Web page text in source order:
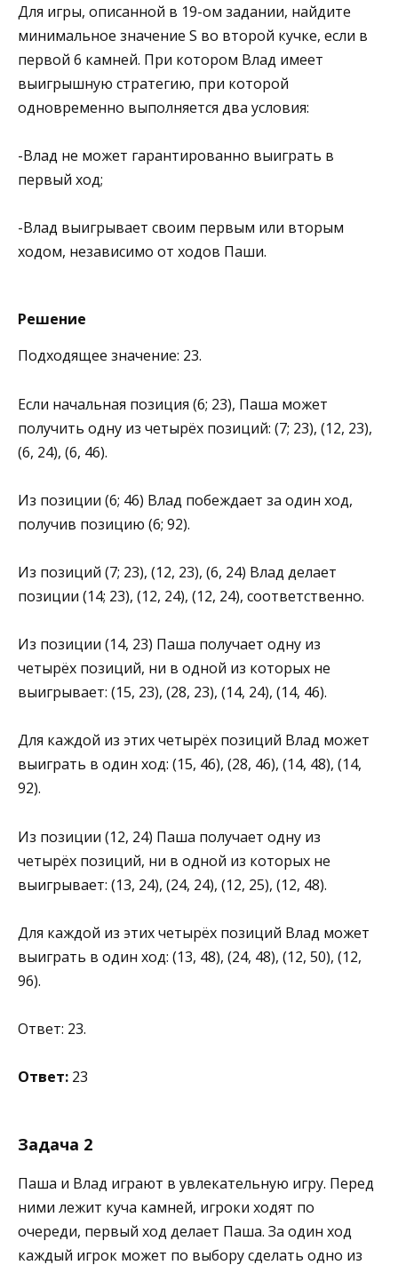
Для игры, описанной в 19-ом задании, найдите
минимальное значение S во второй кучке, если в
первой 6 камней. При котором Влад имеет
выигрышную стратегию, при которой
одновременно выполняется два условия:
-Влад не может гарантированно выиграть в
первый ход;
-Влад выигрывает своим первым или вторым
ходом, независимо от ходов Паши.
Решение
Подходящее значение: 23.
Если начальная позиция (6; 23), Паша может
получить одну из четырёх позиций: (7; 23), (12, 23),
(6, 24), (6, 46).
Из позиции (6; 46) Влад побеждает за один ход,
получив позицию (6; 92).
Из позиций (7; 23), (12, 23), (6, 24) Влад делает
позиции (14; 23), (12, 24), (12, 24), соответственно.
Из позиции (14, 23) Паша получает одну из
четырёх позиций, ни в одной из которых не
выигрывает: (15, 23), (28, 23), (14, 24), (14, 46).
Для каждой из этих четырёх позиций Влад может
выиграть в один ход: (15, 46), (28, 46), (14, 48), (14,
92).
Из позиции (12, 24) Паша получает одну из
четырёх позиций, ни в одной из которых не
выигрывает: (13, 24), (24, 24), (12, 25), (12, 48).
Для каждой из этих четырёх позиций Влад может
выиграть в один ход: (13, 48), (24, 48), (12, 50), (12,
96).
Ответ: 23.
Ответ: 23
Задача 2
Паша и Влад играют в увлекательную игру. Перед
ними лежит куча камней, игроки ходят по
очереди, первый ход делает Паша. За один ход
каждый игрок может по выбору сделать одно из